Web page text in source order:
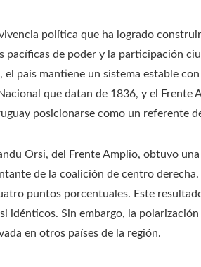
política que ha logrado
pacíficas de poder y la participación
el país mantiene un sistema estable
que datan de 1836, y el Frente
posicionarse como un referente
Orsi, del Frente Amplio, obtuvo
de la coalición de centro
puntos porcentuales. Este
idénticos. Sin embargo, la
en otros países de la región.